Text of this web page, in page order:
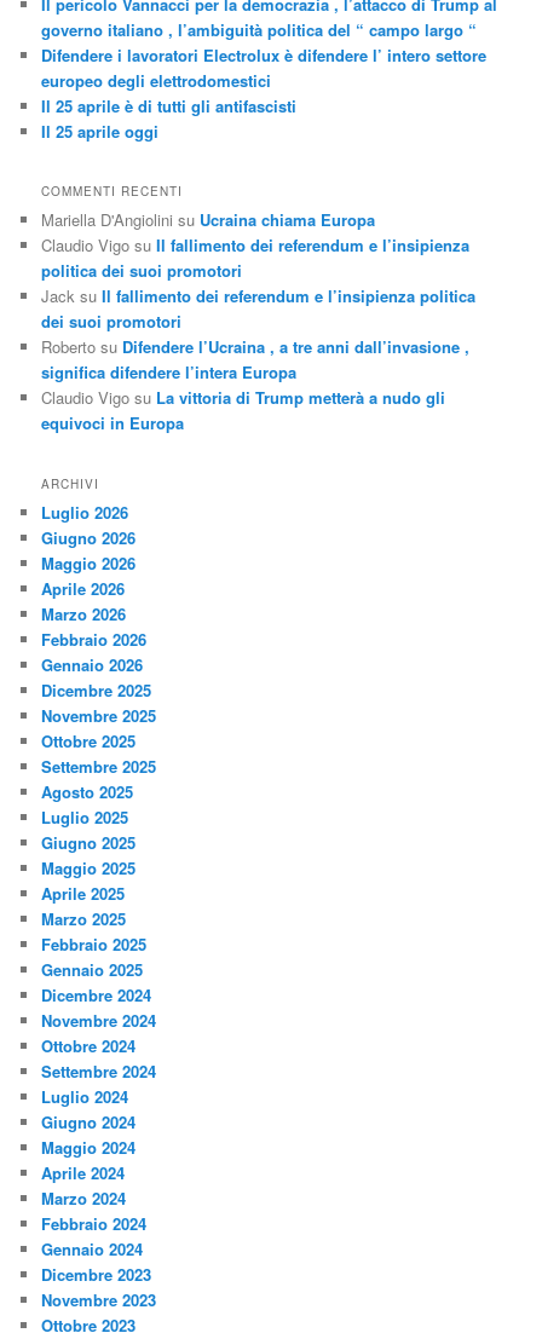
governo italiano , l’ambiguità politica del “ campo largo “
Difendere i lavoratori Electrolux è difendere l’ intero settore
europeo degli elettrodomestici
Il 25 aprile è di tutti gli antifascisti
Il 25 aprile oggi
COMMENTI RECENTI
Mariella D'Angiolini su Ucraina chiama Europa
Claudio Vigo suIl fallimento dei referendum e l’insipienza
politica dei suoi promotori
Jack suIl fallimento dei referendum e l’insipienza politica
dei suoi promotori
Roberto su Difendere l’Ucraina , a tre anni dall’invasione ,
significa difendere l’intera Europa
Claudio Vigo su La vittoria di Trump metterà a nudo gli
equivoci in Europa
ARCHIVI
Luglio 2026
Giugno 2026
Maggio 2026
Aprile 2026
Marzo 2026
Febbraio 2026
Gennaio 2026
Dicembre 2025
Novembre 2025
Ottobre 2025
Settembre 2025
Agosto 2025
Luglio 2025
Giugno 2025
Maggio 2025
Aprile 2025
Marzo 2025
Febbraio 2025
Gennaio 2025
Dicembre 2024
Novembre 2024
Ottobre 2024
Settembre 2024
Luglio 2024
Giugno 2024
Maggio 2024
Aprile 2024
Marzo 2024
Febbraio 2024
Gennaio 2024
Dicembre 2023
Novembre 2023
Ottobre 2023